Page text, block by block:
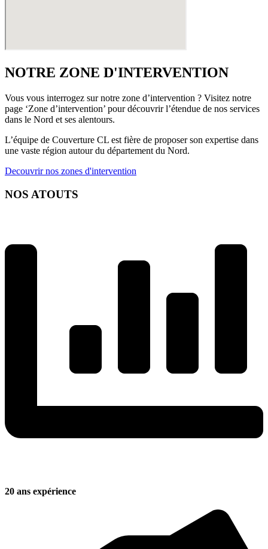
NOTRE ZONE D'INTERVENTION
Vous vous interrogez sur notre zone d’intervention ? Visitez notre
page ‘Zone d’intervention’ pour découvrir l’étendue de nos services
dans le Nord et ses alentours.
L’équipe de Couverture CL est fière de proposer son expertise dans
une vaste région autour du département du Nord.
Decouvrir nos zones d'intervention
NOS ATOUTS
20 ans expérience